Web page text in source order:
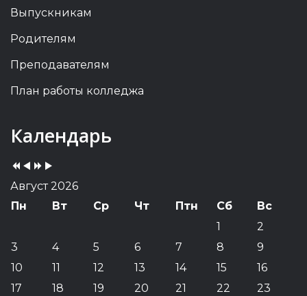
Выпускникам
Родителям
Преподавателям
План работы колледжа
Календарь
Previous
Year
Previous
Month
YearMonth
Август 2026
Пн
Вт Ср Чт Птн Сб
Вс
1
2
3
4 5 6 7 8
9
10
11 12 13 14 15
16
17
18 19 20 21 22 23